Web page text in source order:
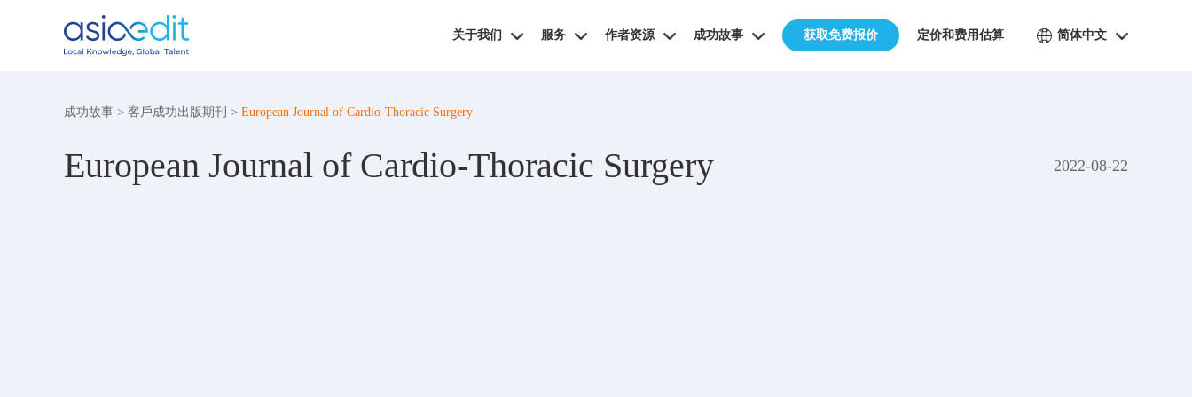
关于我们 服务 作者资源 成功故事 获取免费报价 定价和费用估算 简体中文
成功故事 > 客戶成功出版期刊 > European Journal of Cardio-Thoracic Surgery
European Journal of Cardio-Thoracic Surgery 2022-08-22